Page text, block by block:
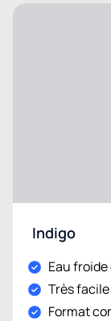
Indigo
Eau
Très
Format